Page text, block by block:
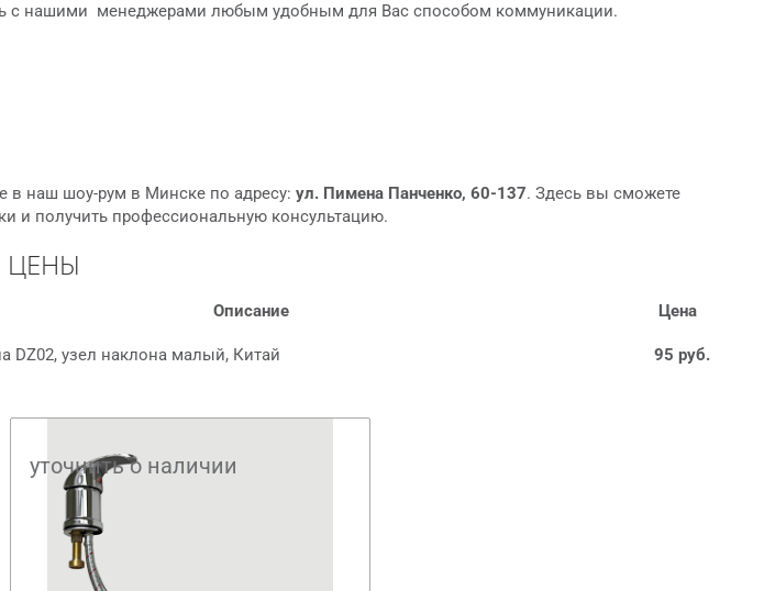
с нашими менеджерами любым удобным для Вас способом коммуникации.
в наш шоу-рум в Минске по адресу: ул. Пимена Панченко, 60-137. Здесь вы сможете
и получить профессиональную консультацию.
ЦЕНЫ
Описание Цена
DZ02, узел наклона малый, Китай 95 руб.
уточнить о наличии